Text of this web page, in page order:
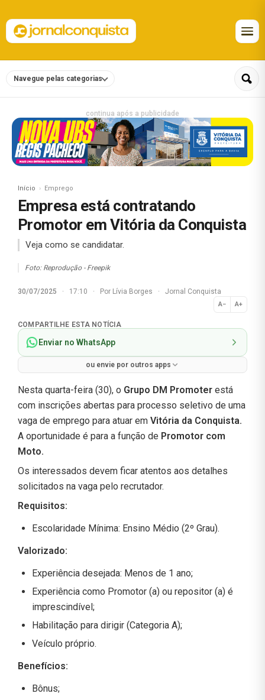
Navegue pelas categorias
continua após a publicidade
Início Emprego
Empresa está contratando
Promotor em Vitória da Conquista
Veja como se candidatar.
Foto: Reprodução - Freepik
30/07/2025 · 17:10 · Por Lívia Borges · Jornal Conquista
A− A+
Normal
COMPARTILHE ESTA NOTÍCIA
Enviar no WhatsApp
ou envie por outros apps
Nesta quarta-feira (30), o Grupo DM Promoter está
com inscrições abertas para processo seletivo de uma
vaga de emprego para atuar em Vitória da Conquista.
A oportunidade é para a função de Promotor com
Moto.
Os interessados devem ficar atentos aos detalhes
solicitados na vaga pelo recrutador.
Requisitos:
Escolaridade Mínima: Ensino Médio (2º Grau).
Valorizado:
Experiência desejada: Menos de 1 ano;
Experiência como Promotor (a) ou repositor (a) é
imprescindível;
Habilitação para dirigir (Categoria A);
Veículo próprio.
Benefícios:
Bônus;